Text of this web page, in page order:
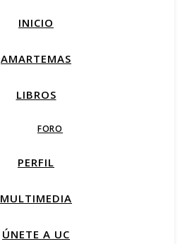
INICIO
AMARTEMAS
LIBROS
FORO
PERFIL
MULTIMEDIA
ÚNETE A UC